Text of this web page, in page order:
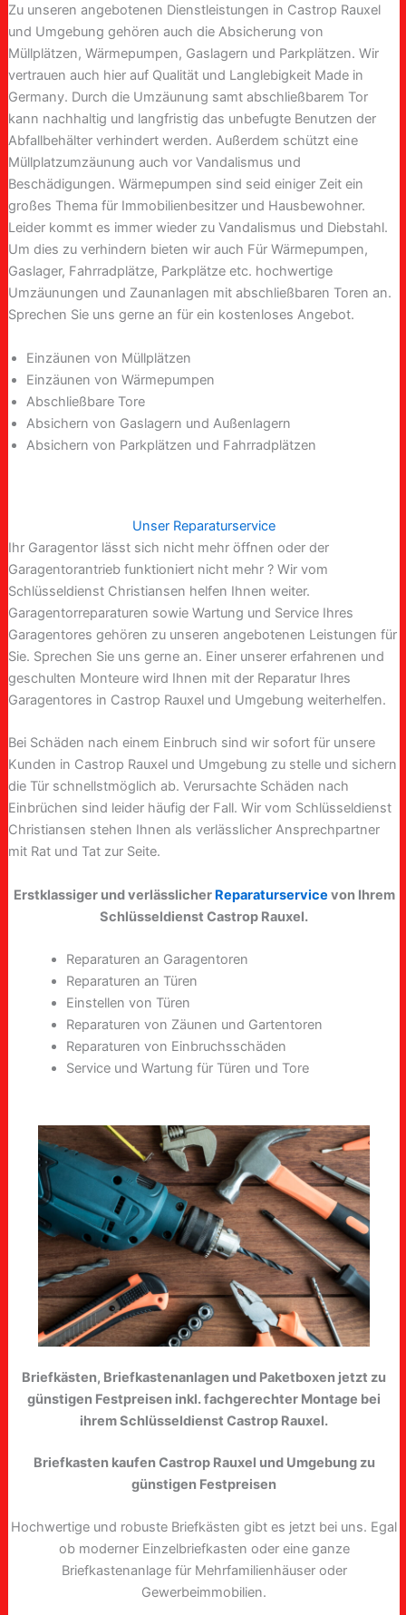
Zu unseren angebotenen Dienstleistungen in Castrop Rauxel
und Umgebung gehören auch die Absicherung von
Müllplätzen, Wärmepumpen, Gaslagern und Parkplätzen. Wir
vertrauen auch hier auf Qualität und Langlebigkeit Made in
Germany. Durch die Umzäunung samt abschließbarem Tor
kann nachhaltig und langfristig das unbefugte Benutzen der
Abfallbehälter verhindert werden. Außerdem schützt eine
Müllplatzumzäunung auch vor Vandalismus und
Beschädigungen. Wärmepumpen sind seid einiger Zeit ein
großes Thema für Immobilienbesitzer und Hausbewohner.
Leider kommt es immer wieder zu Vandalismus und Diebstahl.
Um dies zu verhindern bieten wir auch Für Wärmepumpen,
Gaslager, Fahrradplätze, Parkplätze etc. hochwertige
Umzäunungen und Zaunanlagen mit abschließbaren Toren an.
Sprechen Sie uns gerne an für ein kostenloses Angebot.
Einzäunen von Müllplätzen
Einzäunen von Wärmepumpen
Abschließbare Tore
Absichern von Gaslagern und Außenlagern
Absichern von Parkplätzen und Fahrradplätzen
Unser Reparaturservice
Ihr Garagentor lässt sich nicht mehr öffnen oder der
Garagentorantrieb funktioniert nicht mehr ? Wir vom
Schlüsseldienst Christiansen helfen Ihnen weiter.
Garagentorreparaturen sowie Wartung und Service Ihres
Garagentores gehören zu unseren angebotenen Leistungen für
Sie. Sprechen Sie uns gerne an. Einer unserer erfahrenen und
geschulten Monteure wird Ihnen mit der Reparatur Ihres
Garagentores in Castrop Rauxel und Umgebung weiterhelfen.
Bei Schäden nach einem Einbruch sind wir sofort für unsere
Kunden in Castrop Rauxel und Umgebung zu stelle und sichern
die Tür schnellstmöglich ab. Verursachte Schäden nach
Einbrüchen sind leider häufig der Fall. Wir vom Schlüsseldienst
Christiansen stehen Ihnen als verlässlicher Ansprechpartner
mit Rat und Tat zur Seite.
Erstklassiger und verlässlicher Reparaturservice von Ihrem
Schlüsseldienst Castrop Rauxel.
Reparaturen an Garagentoren
Reparaturen an Türen
Einstellen von Türen
Reparaturen von Zäunen und Gartentoren
Reparaturen von Einbruchsschäden
Service und Wartung für Türen und Tore
Briefkästen, Briefkastenanlagen und Paketboxen jetzt zu
günstigen Festpreisen inkl. fachgerechter Montage bei
ihrem Schlüsseldienst Castrop Rauxel.
Briefkasten kaufen Castrop Rauxel und Umgebung zu
günstigen Festpreisen
Hochwertige und robuste Briefkästen gibt es jetzt bei uns. Egal
ob moderner Einzelbriefkasten oder eine ganze
Briefkastenanlage für Mehrfamilienhäuser oder
Gewerbeimmobilien.